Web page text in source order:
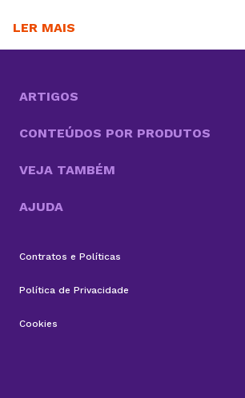
hospedar e sustentar projetos
familiares e novos...
LER MAIS
ARTIGOS
CONTEÚDOS POR PRODUTOS
VEJA TAMBÉM
AJUDA
Contratos e Políticas
Política de Privacidade
Cookies